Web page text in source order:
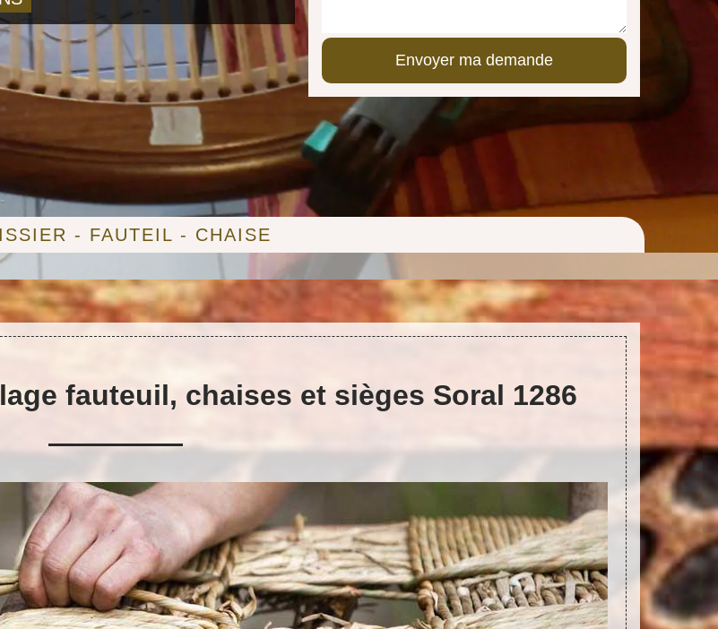
- FAUTEIL - CHAISE
fauteuil, chaises et sièges Soral 1286